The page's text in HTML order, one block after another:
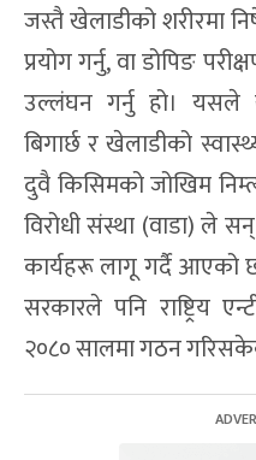
जस्तै खेलाडीको शरीरमा
प्रयोग गर्नु, वा डोपिङ
उल्लंघन गर्नु हो। यसले
बिगार्छ र खेलाडीको
दुवै किसिमको जोखिम
विरोधी संस्था (वाडा) ले
कार्यहरू लागू गर्दै आएको
सरकारले पनि राष्ट्रिय
२०८० सालमा गठन